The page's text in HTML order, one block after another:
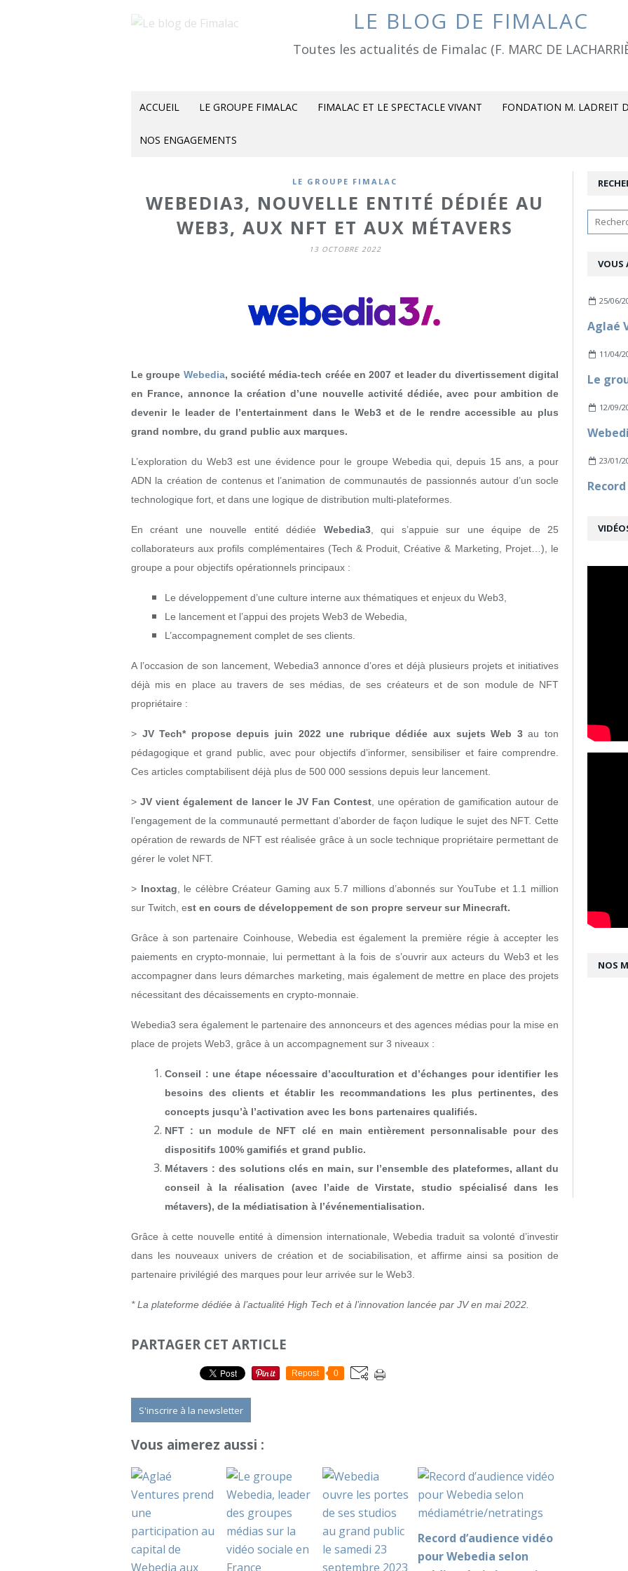
LE BLOG DE FIMALAC
Toutes les actualités de Fimalac (F. MARC DE
ACCUEIL LE GROUPE FIMALAC FIMALAC ET LE SPECTACLE VIVANT FONDATION M. LADREIT
NOS ENGAGEMENTS
LE GROUPE FIMALAC
WEBEDIA3, NOUVELLE ENTITÉ DÉDIÉE AU
WEB3, AUX NFT ET AUX MÉTAVERS
13 OCTOBRE 2022
Le groupe Webedia, société média-tech créée en 2007 et leader du divertissement digital
en France, annonce la création d’une nouvelle activité dédiée, avec pour ambition de
devenir le leader de l’entertainment dans le Web3 et de le rendre accessible au plus
grand nombre, du grand public aux marques.
L’exploration du Web3 est une évidence pour le groupe Webedia qui, depuis 15 ans, a pour
ADN la création de contenus et l’animation de communautés de passionnés autour d’un socle
technologique fort, et dans une logique de distribution multi-plateformes.
En créant une nouvelle entité dédiée Webedia3, qui s’appuie sur une équipe de 25
collaborateurs aux profils complémentaires (Tech & Produit, Créative & Marketing, Projet…), le
groupe a pour objectifs opérationnels principaux :
Le développement d’une culture interne aux thématiques et enjeux du Web3,
Le lancement et l’appui des projets Web3 de Webedia,
L’accompagnement complet de ses clients.
A l’occasion de son lancement, Webedia3 annonce d’ores et déjà plusieurs projets et initiatives
déjà mis en place au travers de ses médias, de ses créateurs et de son module de NFT
propriétaire :
> JV Tech* propose depuis juin 2022 une rubrique dédiée aux sujets Web 3au ton
pédagogique et grand public, avec pour objectifs d’informer, sensibiliser et faire comprendre.
Ces articles comptabilisent déjà plus de 500 000 sessions depuis leur lancement.
> JV vient également de lancer le JV Fan Contest , une opération de gamification autour de
l’engagement de la communauté permettant d’aborder de façon ludique le sujet des NFT. Cette
opération de rewards de NFT est réalisée grâce à un socle technique propriétaire permettant de
gérer le volet NFT.
> Inoxtag , le célèbre Créateur Gaming aux 5.7 millions d’abonnés sur YouTube et 1.1 million
sur Twitch, est en cours de développement de son propre serveur sur Minecraft.
Grâce à son partenaire Coinhouse, Webedia est également la première régie à accepter les
paiements en crypto-monnaie, lui permettant à la fois de s’ouvrir aux acteurs du Web3 et les
accompagner dans leurs démarches marketing, mais également de mettre en place des projets
nécessitant des décaissements en crypto-monnaie.
Webedia3 sera également le partenaire des annonceurs et des agences médias pour la mise en
place de projets Web3, grâce à un accompagnement sur 3 niveaux :
Conseil : une étape nécessaire d’acculturation et d’échanges pour identifier les
besoins des clients et établir les recommandations les plus pertinentes, des
concepts jusqu’à l’activation avec les bons partenaires qualifiés.
NFT : un module de NFT clé en main entièrement personnalisable pour des
dispositifs 100% gamifiés et grand public.
Métavers : des solutions clés en main, sur l’ensemble des plateformes, allant du
conseil à la réalisation (avec l’aide de Virstate, studio spécialisé dans les
métavers), de la médiatisation à l’événementialisation.
Grâce à cette nouvelle entité à dimension internationale, Webedia traduit sa volonté d’investir
dans les nouveaux univers de création et de sociabilisation, et affirme ainsi sa position de
partenaire privilégié des marques pour leur arrivée sur le Web3.
* La plateforme dédiée à l’actualité High Tech et à l’innovation lancée par JV en mai 2022.
PARTAGER CET ARTICLE
Repost 0
S'inscrire à la newsletter
Vous aimerez aussi :
Record d’audience vidéo
pour Webedia selon
VOUS
25/06/
11/04/
12/09/
23/01/
NOS